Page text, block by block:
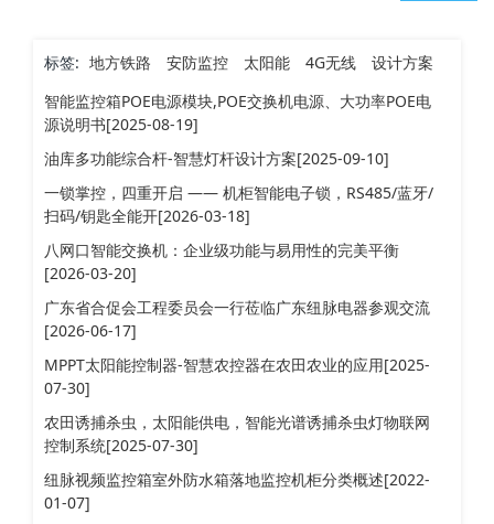
标签: 地方铁路 安防监控 太阳能 4G无线
设计方案
智能监控箱POE电源模块,POE交换机电源、大功率POE电
源说明书[2025-08-19]
油库多功能综合杆-智慧灯杆设计方案[2025-09-10]
一锁掌控，四重开启 —— 机柜智能电子锁，RS485/蓝牙/
扫码/钥匙全能开[2026-03-18]
八网口智能交换机：企业级功能与易用性的完美平衡
[2026-03-20]
广东省合促会工程委员会一行莅临广东纽脉电器参观交流
[2026-06-17]
MPPT太阳能控制器-智慧农控器在农田农业的应用[2025-
07-30]
农田诱捕杀虫，太阳能供电，智能光谱诱捕杀虫灯物联网
控制系统[2025-07-30]
纽脉视频监控箱室外防水箱落地监控机柜分类概述[2022-
01-07]